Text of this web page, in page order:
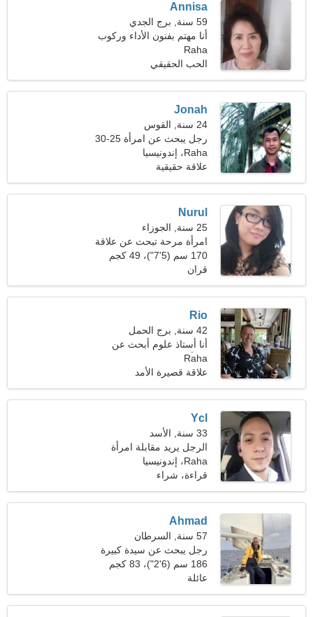
Annisa
59 سنة, برج الجدي
أنا مهتم بفنون الأداء وركوب
القوارب
Raha
الحب الحقيقي
Jonah
24 سنة, القوس
رجل يبحث عن امرأة 25-30
Raha، إندونيسيا
علاقة حقيقية
Nurul
25 سنة, الجوزاء
امرأة مرحة تبحث عن علاقة
طويلة الأمد
170 سم (5'7")، 49 كجم
(108 رطل)
قران
Rio
42 سنة, برج الحمل
أنا أستاذ علوم أبحث عن
امرأة غير عادية
Raha
علاقة قصيرة الأمد
Ycl
33 سنة, الأسد
الرجل يريد مقابلة امرأة
Raha، إندونيسيا
قراءة، شراء
Ahmad
57 سنة, السرطان
رجل يبحث عن سيدة كبيرة
186 سم (6'2")، 83 كجم
(182 رطلا)
عائلة